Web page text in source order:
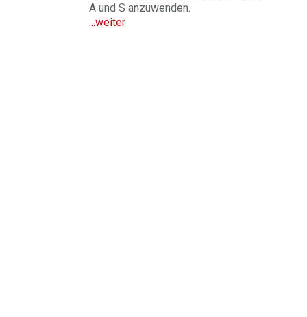
A und S anzuwenden.
...weiter